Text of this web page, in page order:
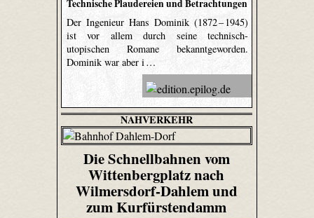
Technische Plaudereien und Betrachtungen
Der Ingenieur Hans Dominik (1872 – 1945)
ist vor allem durch seine technisch-
utopischen Romane bekanntgeworden.
Dominik war aber i …
NAHVERKEHR
Die Schnellbahnen vom
Wittenbergplatz nach
Wilmersdorf-Dahlem und
zum Kurfürstendamm